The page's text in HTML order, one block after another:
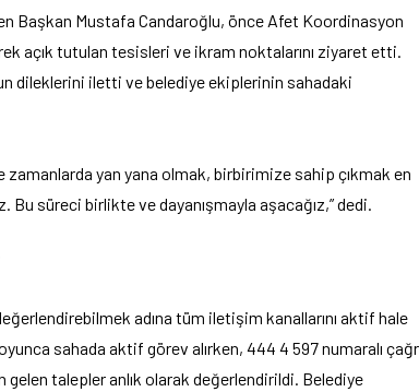
Başkan Mustafa Candaroğlu, önce Afet Koordinasyon
açık tutulan tesisleri ve ikram noktalarını ziyaret etti.
dileklerini iletti ve belediye ekiplerinin sahadaki
yan yana olmak, birbirimize sahip çıkmak en
Bu süreci birlikte ve dayanışmayla aşacağız,” dedi.
adına tüm iletişim kanallarını aktif hale
sahada aktif görev alırken, 444 4 597 numaralı
talepler anlık olarak değerlendirildi. Belediye